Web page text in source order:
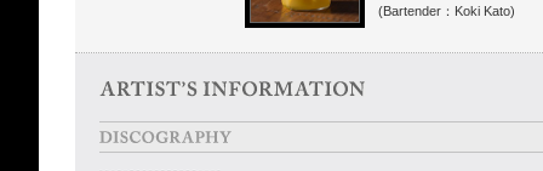
(Bartender：Koki Kato)